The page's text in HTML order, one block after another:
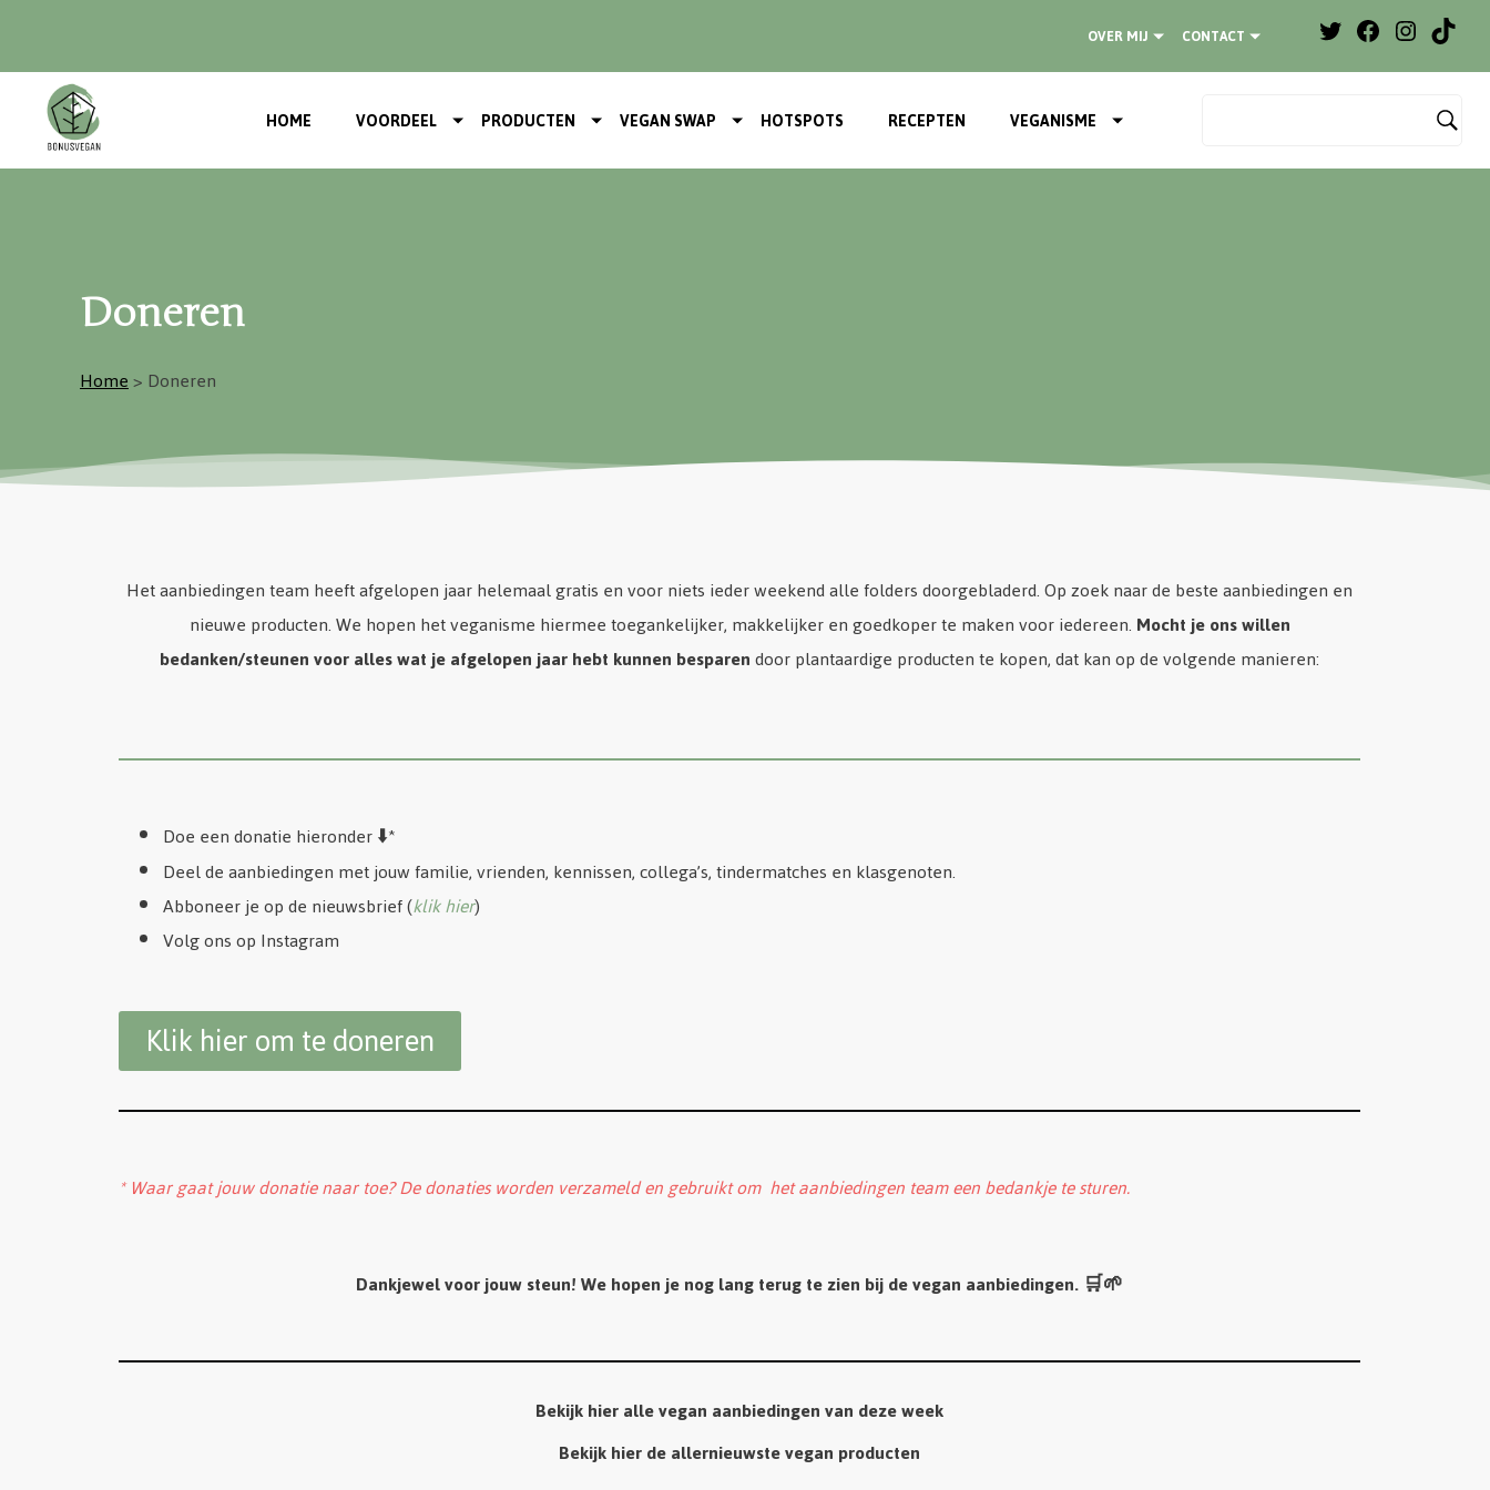
OVER MIJ CONTACT
HOME VOORDEEL PRODUCTEN VEGAN SWAP HOTSPOTS RECEPTEN VEGANISME
Doneren
Home> Doneren
Het aanbiedingen team heeft afgelopen jaar helemaal gratis en voor niets ieder weekend alle folders doorgebladerd. Op zoek naar de beste aanbiedingen en
nieuwe producten. We hopen het veganisme hiermee toegankelijker, makkelijker en goedkoper te maken voor iedereen.Mocht je ons willen
bedanken/steunen voor alles wat je afgelopen jaar hebt kunnen besparendoor plantaardige producten te kopen, dat kan op de volgende manieren:
Doe een donatie hieronder ⬇️*
Deel de aanbiedingen met jouw familie, vrienden, kennissen, collega’s, tindermatches en klasgenoten.
Abboneer je op de nieuwsbrief (klik hier)
Volg ons op Instagram
Klik hier om te doneren
* Waar gaat jouw donatie naar toe? De donaties worden verzameld en gebruikt om het aanbiedingen team een bedankje te sturen.
Dankjewel voor jouw steun! We hopen je nog lang terug te zien bij de vegan aanbiedingen. 🛒🌱
Bekijk hier alle vegan aanbiedingen van deze week
Bekijk hier de allernieuwste vegan producten